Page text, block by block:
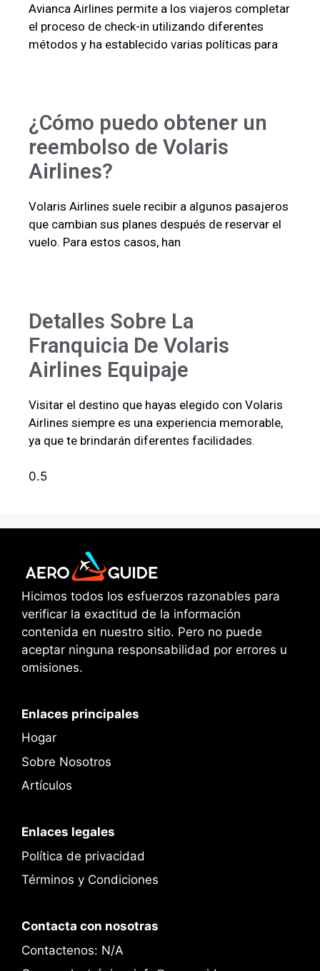
Avianca Airlines permite a los viajeros completar
el proceso de check-in utilizando diferentes
métodos y ha establecido varias políticas para
¿Cómo puedo obtener un
reembolso de Volaris
Airlines?
Volaris Airlines suele recibir a algunos pasajeros
que cambian sus planes después de reservar el
vuelo. Para estos casos, han
Detalles Sobre La
Franquicia De Volaris
Airlines Equipaje
Visitar el destino que hayas elegido con Volaris
Airlines siempre es una experiencia memorable,
ya que te brindarán diferentes facilidades.
Hicimos todos los esfuerzos razonables para
verificar la exactitud de la información
contenida en nuestro sitio. Pero no puede
aceptar ninguna responsabilidad por errores u
omisiones.
Enlaces principales
Hogar
Sobre Nosotros
Artículos
Enlaces legales
Política de privacidad
Términos y Condiciones
Contacta con nosotras
Contactenos: N/A